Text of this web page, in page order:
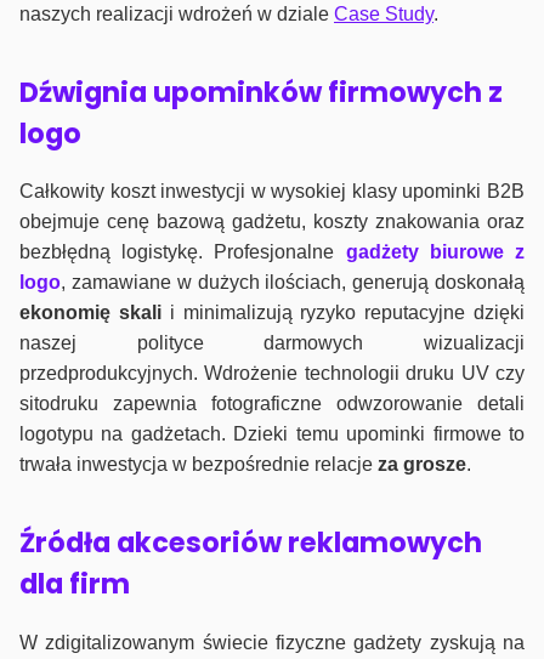
naszych realizacji wdrożeń w dziale Case Study.
Dźwignia upominków firmowych z
logo
Całkowity koszt inwestycji w wysokiej klasy upominki B2B
obejmuje cenę bazową gadżetu, koszty znakowania oraz
bezbłędną logistykę. Profesjonalne gadżety biurowe z
logo, zamawiane w dużych ilościach, generują doskonałą
ekonomię skalii minimalizują ryzyko reputacyjne dzięki
naszej polityce darmowych wizualizacji
przedprodukcyjnych. Wdrożenie technologii druku UV czy
sitodruku zapewnia fotograficzne odwzorowanie detali
logotypu na gadżetach. Dzieki temu upominki firmowe to
trwała inwestycja w bezpośrednie relacje za grosze.
Źródła akcesoriów reklamowych
dla firm
W zdigitalizowanym świecie fizyczne gadżety zyskują na